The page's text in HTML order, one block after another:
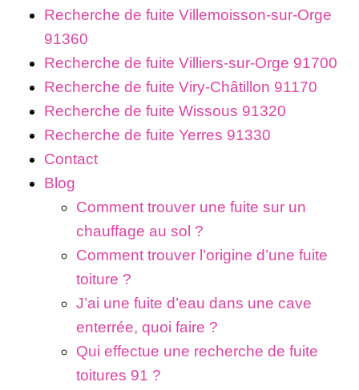
Recherche de fuite Villemoisson-sur-Orge
91360
Recherche de fuite Villiers-sur-Orge 91700
Recherche de fuite Viry-Châtillon 91170
Recherche de fuite Wissous 91320
Recherche de fuite Yerres 91330
Contact
Blog
Comment trouver une fuite sur un
chauffage au sol ?
Comment trouver l’origine d’une fuite
toiture ?
J’ai une fuite d’eau dans une cave
enterrée, quoi faire ?
Qui effectue une recherche de fuite
toitures 91 ?